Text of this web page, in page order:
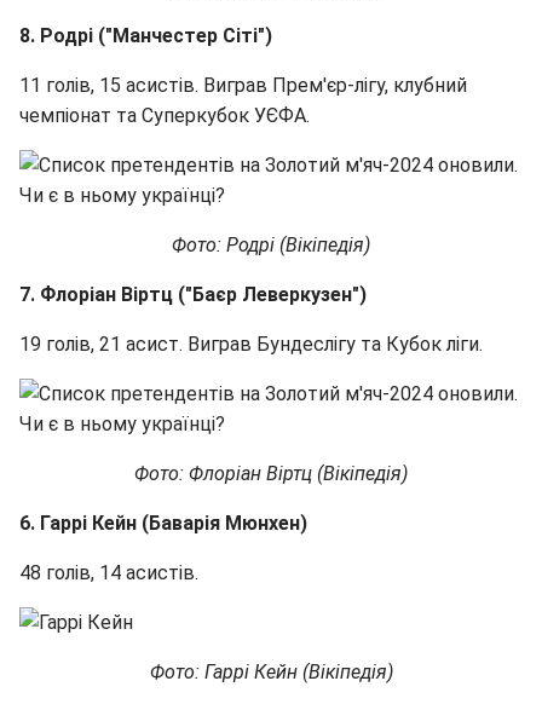
8. Родрі ("Манчестер Сіті")
11 голів, 15 асистів. Виграв Прем'єр-лігу, клубний
чемпіонат та Суперкубок УЄФА.
Фото: Родрі (Вікіпедія)
7. Флоріан Віртц ("Баєр Леверкузен")
19 голів, 21 асист. Виграв Бундеслігу та Кубок ліги.
Фото: Флоріан Віртц (Вікіпедія)
6. Гаррі Кейн (Баварія Мюнхен)
48 голів, 14 асистів.
Фото: Гаррі Кейн (Вікіпедія)